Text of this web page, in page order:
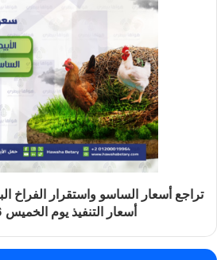
تراجع أسعار الساسو واستقرار الفراخ
أسعار التنفيذ يوم الخميس 6/8/2026